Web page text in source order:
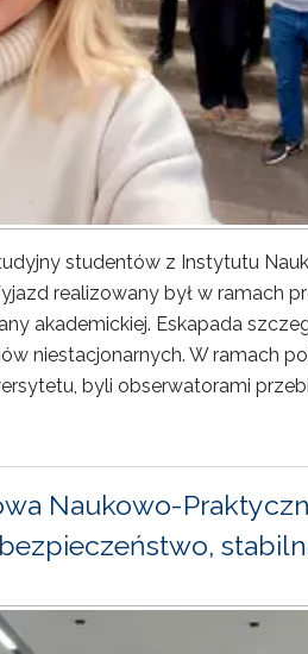
studentów z Instytutu
realizowany był w ramach
akademickiej. Eskapada
niestacjonarnych. W ramach
byli obserwatorami
Naukowo-